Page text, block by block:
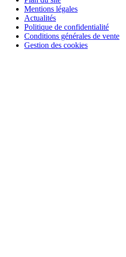
Mentions légales
Actualités
Politique de confidentialité
Conditions générales de vente
Gestion des cookies